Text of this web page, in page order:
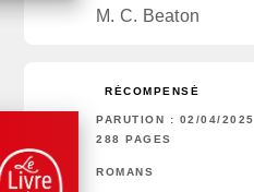
M. C. Beaton
RÉCOMPENSÉ
PARUTION : 02/04/2025
288 PAGES
ROMANS